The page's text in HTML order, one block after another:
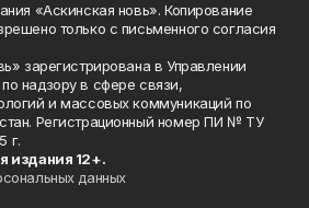
«Аскинская новь». Копирование
только с письменного согласия
зарегистрирована в Управлении
надзору в сфере связи,
и массовых коммуникаций по
Регистрационный номер ПИ № ТУ
г.
издания 12+.
данных